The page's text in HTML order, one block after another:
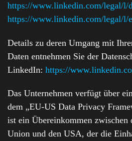
https://www.linkedin.com/legal/l/
https://www.linkedin.com/legal/l/
Details zu deren Umgang mit
Daten entnehmen Sie der
LinkedIn: https://
Das Unternehmen verfügt über
dem „EU-US Data Privacy
ist ein Übereinkommen zwischen
Union und den USA, der die